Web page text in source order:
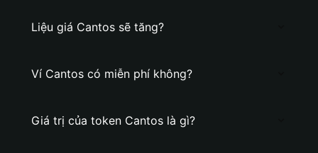
Liệu giá Cantos sẽ tăng?
Ví Cantos có miễn phí không?
Giá trị của token Cantos là gì?